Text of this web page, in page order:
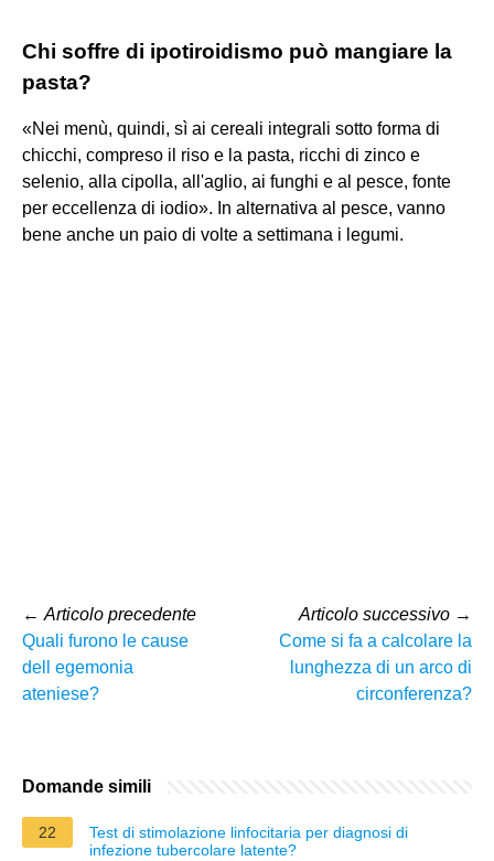
Chi soffre di ipotiroidismo può mangiare la
pasta?
«Nei menù, quindi, sì ai cereali integrali sotto forma di
chicchi, compreso il riso e la pasta, ricchi di zinco e
selenio, alla cipolla, all'aglio, ai funghi e al pesce, fonte
per eccellenza di iodio». In alternativa al pesce, vanno
bene anche un paio di volte a settimana i legumi.
← Articolo precedente
Quali furono le cause
dell egemonia
ateniese?
Articolo successivo →
Come si fa a calcolare la
lunghezza di un arco di
circonferenza?
Domande simili
22
Test di stimolazione linfocitaria per diagnosi di
infezione tubercolare latente?